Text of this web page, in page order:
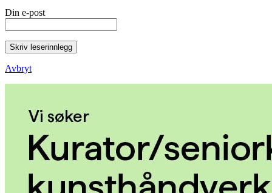
Din e-post
Skriv leserinnlegg
Avbryt